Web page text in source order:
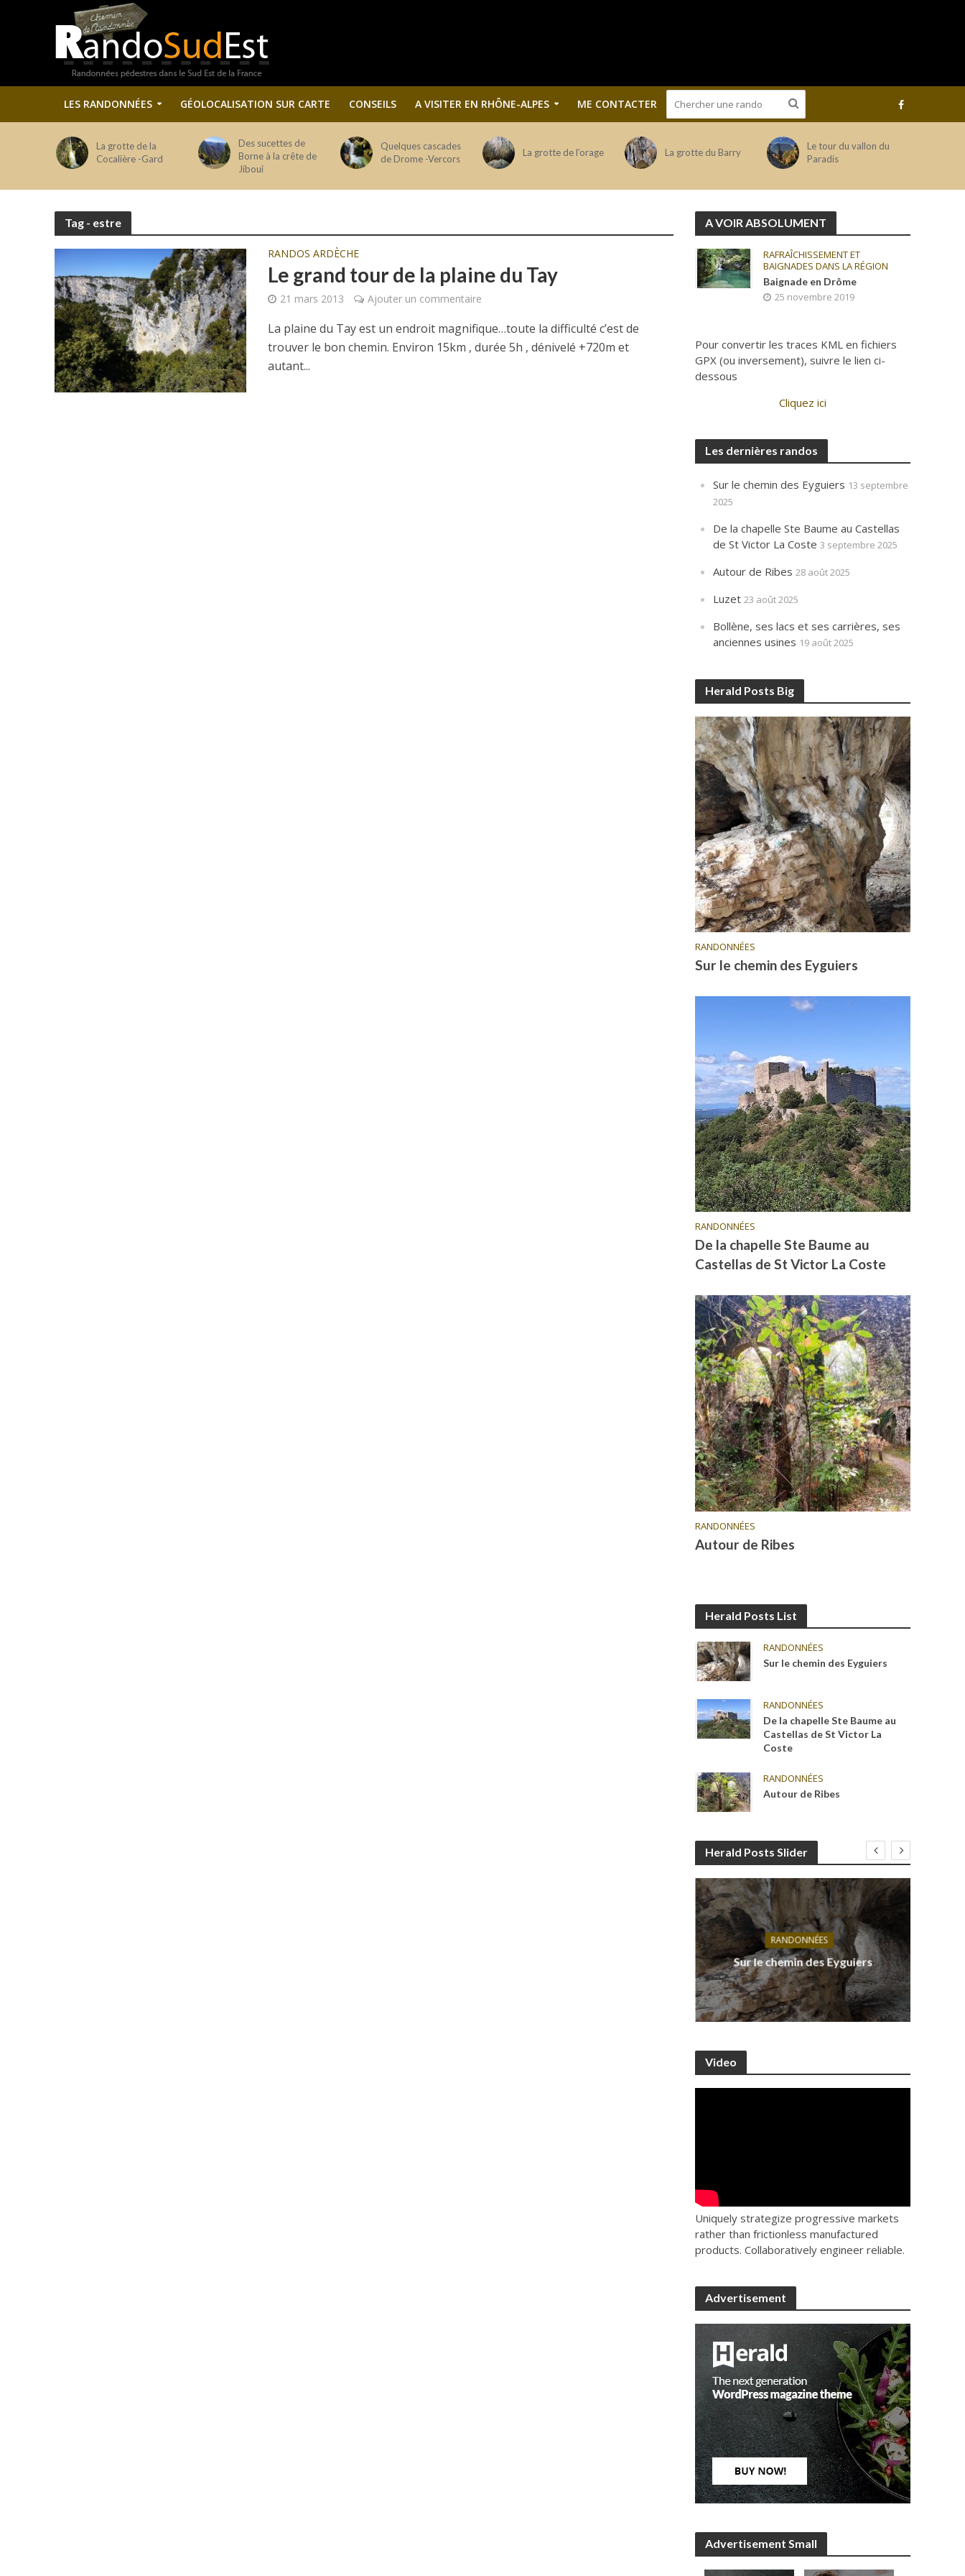
LES RANDONNÉES GÉOLOCALISATION SUR CARTE CONSEILS A VISITER EN RHÔNE-ALPES ME CONTACTER
La grotte de la
Cocalière -Gard
Des sucettes de
Borne à la crête de
Jiboui
Quelques cascades
de Drome -Vercors
La grotte de l’orage La grotte du Barry
Le tour du vallon du
Paradis
Tag - estre
RANDOS ARDÈCHE
Le grand tour de la plaine du Tay
21 mars 2013 Ajouter un commentaire
La plaine du Tay est un endroit magnifique…toute la difficulté c’est de
trouver le bon chemin. Environ 15km , durée 5h , dénivelé +720m et
autant...
A VOIR ABSOLUMENT
RAFRAÎCHISSEMENT ET
BAIGNADES DANS LA RÉGION
Baignade en Drôme
25 novembre 2019
Pour convertir les traces KML en fichiers
GPX (ou inversement), suivre le lien ci-
dessous
Cliquez ici
Les dernières randos
Sur le chemin des Eyguiers 13 septembre
2025
De la chapelle Ste Baume au Castellas
de St Victor La Coste 3 septembre 2025
Autour de Ribes 28 août 2025
Luzet 23 août 2025
Bollène, ses lacs et ses carrières, ses
anciennes usines 19 août 2025
Herald Posts Big
RANDONNÉES
Sur le chemin des Eyguiers
RANDONNÉES
De la chapelle Ste Baume au
Castellas de St Victor La Coste
RANDONNÉES
Autour de Ribes
Herald Posts List
RANDONNÉES
Sur le chemin des Eyguiers
RANDONNÉES
De la chapelle Ste Baume au
Castellas de St Victor La
Coste
RANDONNÉES
Autour de Ribes
Herald Posts Slider
RANDONNÉES
Sur le chemin des Eyguiers
Video
Uniquely strategize progressive markets
rather than frictionless manufactured
products. Collaboratively engineer reliable.
Advertisement
Advertisement Small